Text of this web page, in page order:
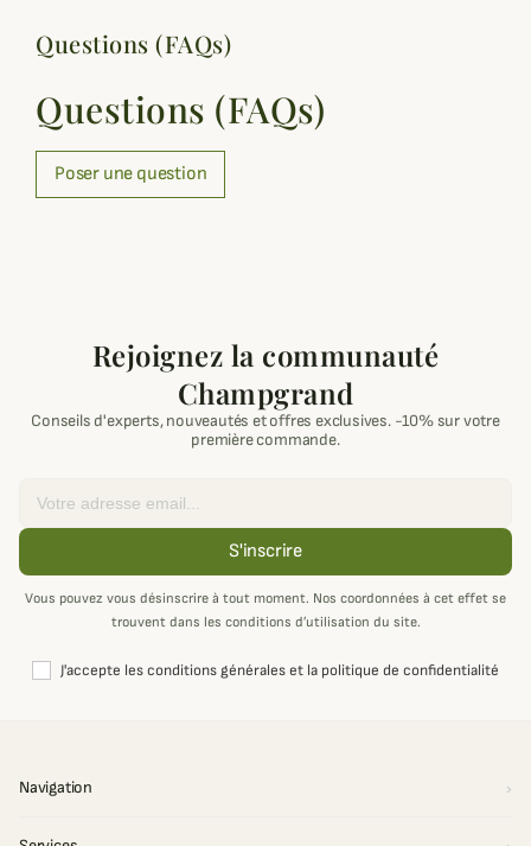
Questions (FAQs)
Questions (FAQs)
Poser une question
Rejoignez la communauté
Champgrand
Conseils d'experts, nouveautés et offres exclusives. -10% sur votre
première commande.
S'inscrire
Vous pouvez vous désinscrire à tout moment. Nos coordonnées à cet effet se
trouvent dans les conditions d’utilisation du site.
J'accepte les conditions générales et la politique de confidentialité
Navigation